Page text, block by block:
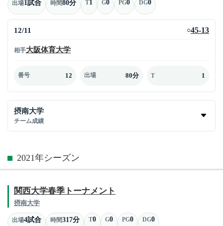
出場1試合 時間80分 T1 G0 PG0 DG0
12/11 ○45-13
相手大阪体育大学
番号 12 出場 80分 T 1
摂南大学
チーム成績
2021年シーズン
関西大学春季トーナメント
摂南大学
出場4試合 時間317分 T0 G0 PG0 DG0